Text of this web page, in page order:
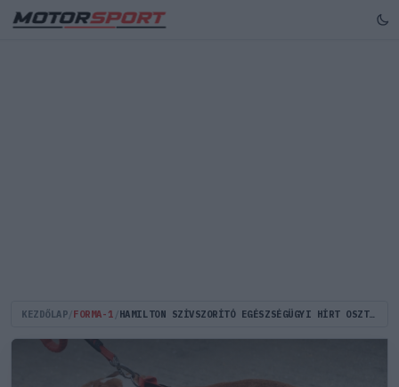
KEZDŐLAP FORMA-1 HAMILTON SZÍVSZORÍTÓ EGÉSZSÉGÜGYI HÍRT OSZTOTT MEG KEDVENC KUTYÁJÁRÓL